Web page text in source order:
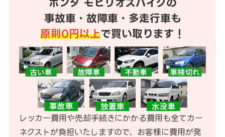
ホンダ モビリオスパイクの
事故車・故障車・多走行車も
原則0円以上で買い取ります！
レッカー費用や売却手続きにかかる費用も全てカー
ネクストが負担いたしますので、お客様に費用が発